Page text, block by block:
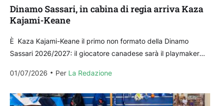
Dinamo Sassari, in cabina di regia arriva Kaza
Kajami-Keane
È Kaza Kajami-Keane il primo non formato della Dinamo
Sassari 2026/2027: il giocatore canadese sarà il playmaker
01/07/2026
Per La Redazione